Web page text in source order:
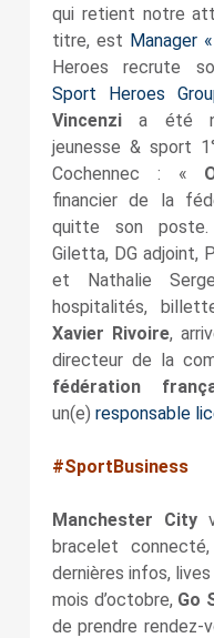
qui retient notre
titre, est Manager
Heroes recrute
Sport Heroes
Vincenzia été
jeunesse & sport
Cochennec : «
financier de la
quitte son poste.
Giletta, DG adjoint,
et Nathalie
hospitalités,
Xavier Rivoire,
directeur de la
fédération
un(e) responsable
#SportBusiness
Manchester City
bracelet
dernières infos,
mois d’octobre, Go
de prendre rendez-